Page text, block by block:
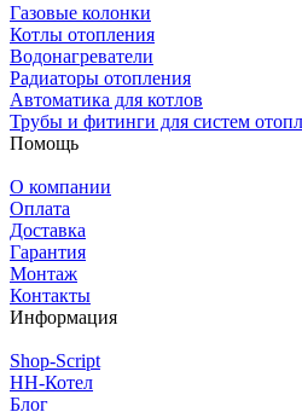
Газовые колонки
Котлы отопления
Водонагреватели
Радиаторы отопления
Автоматика для котлов
Трубы и фитинги для систем
Помощь
О компании
Оплата
Доставка
Гарантия
Монтаж
Контакты
Информация
Shop-Script
НН-Котел
Блог